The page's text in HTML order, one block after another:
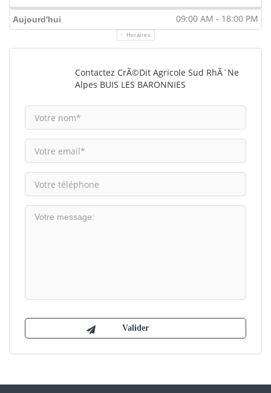
Aujourd'hui 09:00 AM - 18:00 PM
Horaires
Contactez CrÃ©dit Agricole Sud RhÃ´ne
Alpes BUIS LES BARONNIES